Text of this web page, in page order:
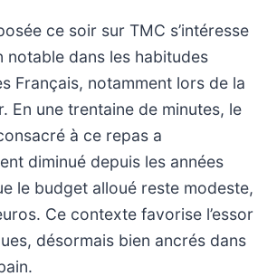
ce soir sur TMC s’intéresse
notable dans les habitudes
Français, notamment lors de la
En une trentaine de minutes, le
à ce repas a
diminué depuis les années
le budget alloué reste modeste,
Ce contexte favorise l’essor
désormais bien ancrés dans